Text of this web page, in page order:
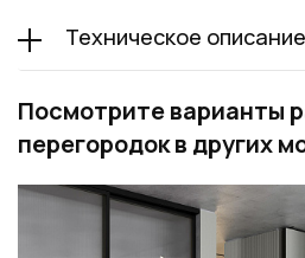
Техническое описание
Посмотрите варианты
перегородок в других